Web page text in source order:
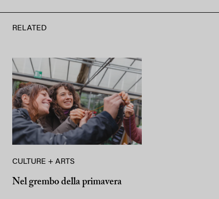
RELATED
CULTURE + ARTS
Nel grembo della primavera